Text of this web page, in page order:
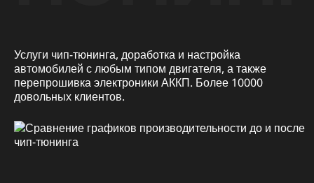
Услуги чип-тюнинга, доработка и настройка
автомобилей с любым типом двигателя, а также
перепрошивка электроники АККП. Более 10000
довольных клиентов.